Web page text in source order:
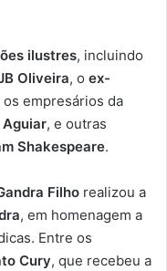
ilustres, incluindo
Oliveira, o ex-
os empresários da
Aguiar, e outras
Shakespeare.
Filho realizou a
, em homenagem a
Entre os
Cury, que recebeu a